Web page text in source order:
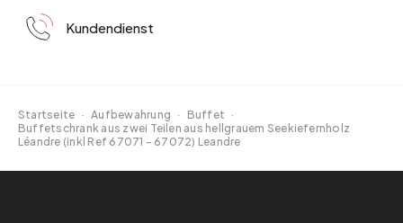
Kundendienst
Startseite · Aufbewahrung · Buffet ·
Buffetschrank aus zwei Teilen aus hellgrauem Seekiefernholz
Léandre (inkl Ref 67071 - 67072) Leandre